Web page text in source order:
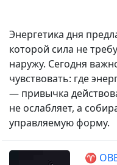
Энергетика дня
которой сила не
наружу. Сегодня
чувствовать: где
— привычка
не ослабляет, а
управляемую форму.
♈